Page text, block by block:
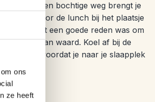
ons
ze heeft
Rios. Een bochtige weg brengt je
Stop voor de lunch bij het plaatsje
aan, wat een goede reden was om
meer dan waard. Koel af bij de
voordat je naar je slaapplek